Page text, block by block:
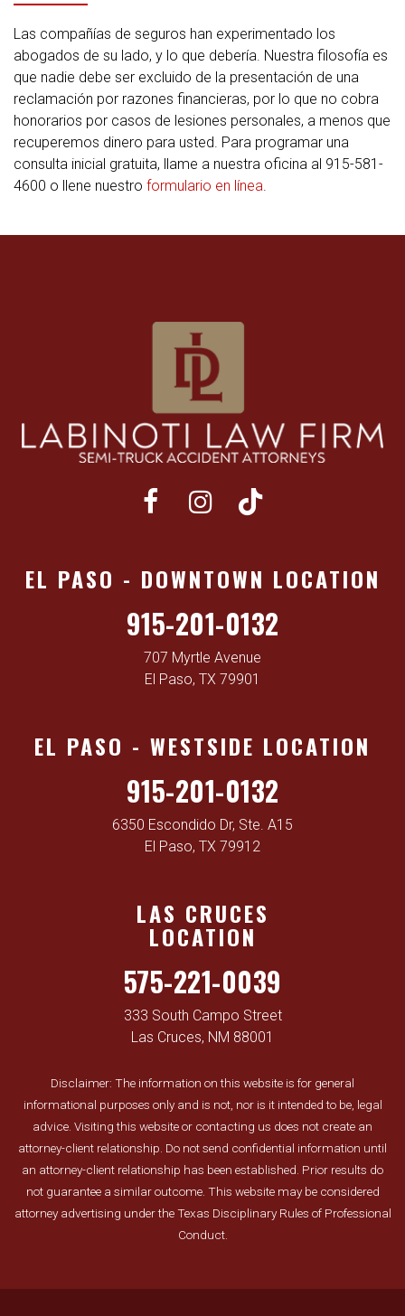
Las compañías de seguros han experimentado los
abogados de su lado, y lo que debería. Nuestra filosofía es
que nadie debe ser excluido de la presentación de una
reclamación por razones financieras, por lo que no cobra
honorarios por casos de lesiones personales, a menos que
recuperemos dinero para usted. Para programar una
consulta inicial gratuita, llame a nuestra oficina al 915-581-
4600 o llene nuestro formulario en línea.
EL PASO - DOWNTOWN LOCATION
915-201-0132
707 Myrtle Avenue
El Paso, TX 79901
EL PASO - WESTSIDE LOCATION
915-201-0132
6350 Escondido Dr, Ste. A15
El Paso, TX 79912
LAS CRUCES
LOCATION
575-221-0039
333 South Campo Street
Las Cruces, NM 88001
Disclaimer: The information on this website is for general
informational purposes only and is not, nor is it intended to be, legal
advice. Visiting this website or contacting us does not create an
attorney-client relationship. Do not send confidential information until
an attorney-client relationship has been established. Prior results do
not guarantee a similar outcome. This website may be considered
attorney advertising under the Texas Disciplinary Rules of Professional
Conduct.